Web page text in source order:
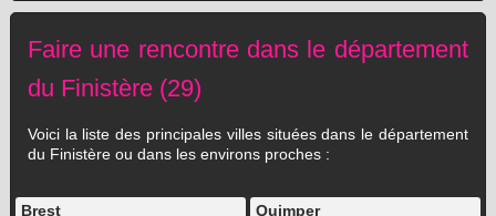
Faire une rencontre dans le département
du Finistère (29)
Voici la liste des principales villes situées dans le département
du Finistère ou dans les environs proches :
Brest
Quimper